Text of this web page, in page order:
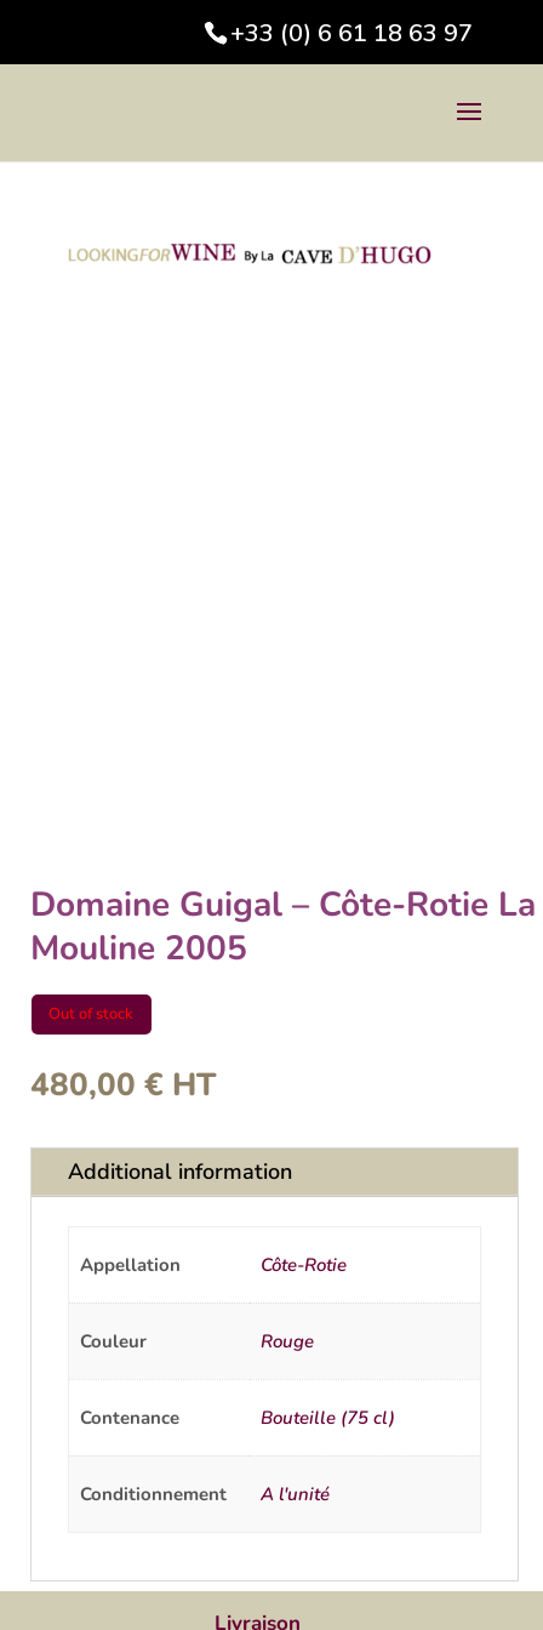
+33 (0) 6 61 18 63 97
Domaine Guigal – Côte-Rotie La
Mouline 2005
Out of stock
480,00 € HT
Additional information
Appellation Côte-Rotie
Couleur Rouge
Contenance Bouteille (75 cl)
Conditionnement A l'unité
Livraison